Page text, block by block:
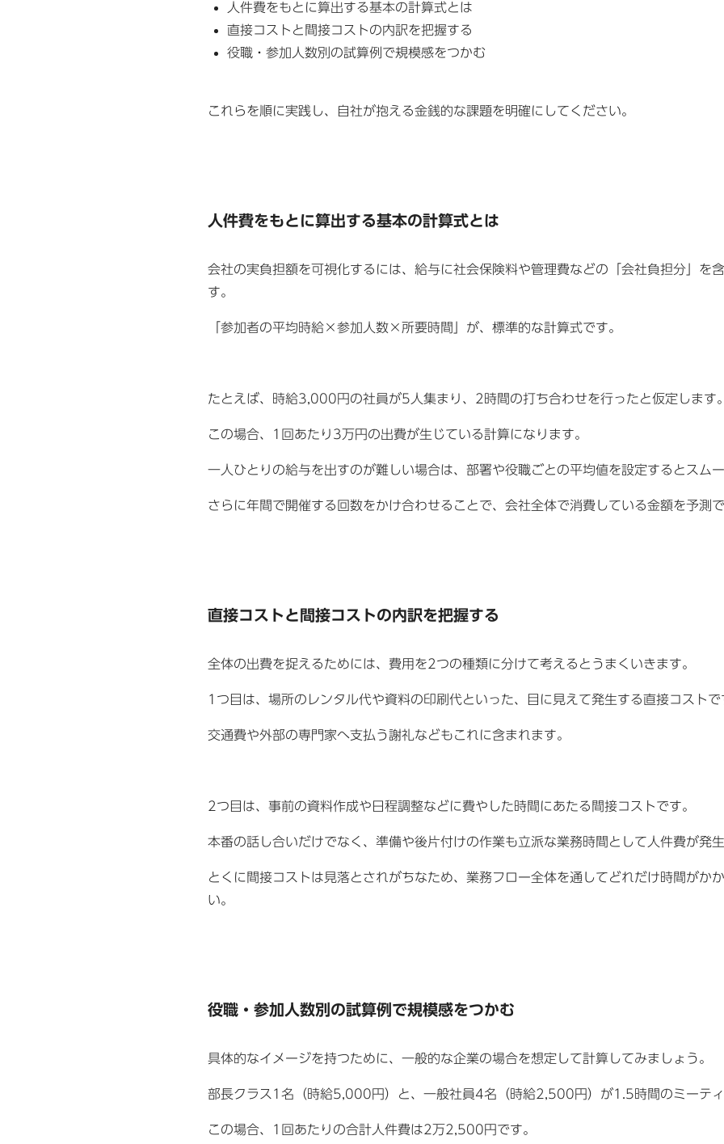
人件費をもとに算出する基本の計算式とは
直接コストと間接コストの内訳を把握する
役職・参加人数別の試算例で規模感をつかむ
これらを順に実践し、自社が抱える金銭的な課題を明確にしてください。
人件費をもとに算出する基本の計算式とは
会社の実負担額を可視化するには、給与に社会保険料や管理費などの「会社負担分」を
す。
「参加者の平均時給×参加人数×所要時間」が、標準的な計算式です。
たとえば、時給3,000円の社員が5人集まり、2時間の打ち合わせを行ったと仮定します。
この場合、1回あたり3万円の出費が生じている計算になります。
一人ひとりの給与を出すのが難しい場合は、部署や役職ごとの平均値を設定するとスムー
さらに年間で開催する回数をかけ合わせることで、会社全体で消費している金額を予測で
直接コストと間接コストの内訳を把握する
全体の出費を捉えるためには、費用を2つの種類に分けて考えるとうまくいきます。
1つ目は、場所のレンタル代や資料の印刷代といった、目に見えて発生する直接コストで
交通費や外部の専門家へ支払う謝礼などもこれに含まれます。
2つ目は、事前の資料作成や日程調整などに費やした時間にあたる間接コストです。
本番の話し合いだけでなく、準備や後片付けの作業も立派な業務時間として人件費が発生
とくに間接コストは見落とされがちなため、業務フロー全体を通してどれだけ時間がか
い。
役職・参加人数別の試算例で規模感をつかむ
具体的なイメージを持つために、一般的な企業の場合を想定して計算してみましょう。
部長クラス1名（時給5,000円）と、一般社員4名（時給2,500円）が1.5時間のミーティ
この場合、1回あたりの合計人件費は2万2,500円です。